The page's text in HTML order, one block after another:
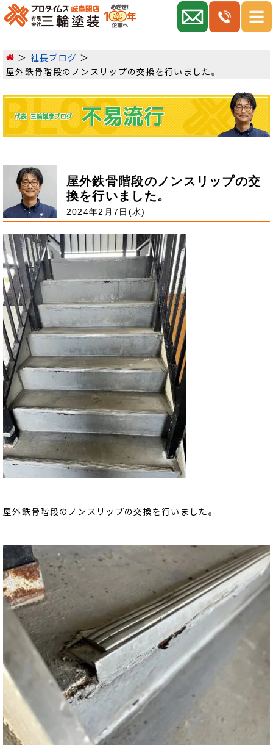
社長ブログ
屋外鉄骨階段のノンスリップの交換を行いました。
屋外鉄骨階段のノンスリップの交
換を行いました。
2024年2月7日(水)
屋外鉄骨階段のノンスリップの交換を行いました。